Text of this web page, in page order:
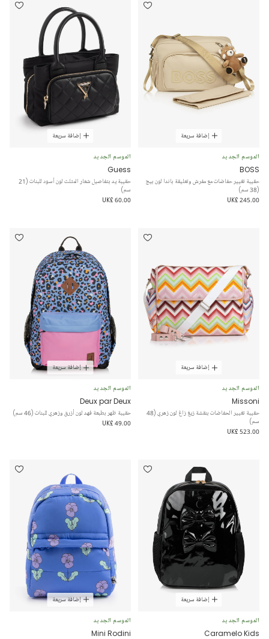
إضافة سريعة
الموسم الجديد
BOSS
حقيبة تغيير حفاضات مع مفرش وتعليقة باندا لون بيج
(38 سم)
UK£ 245.00
إضافة سريعة
الموسم الجديد
Guess
حقيبة يد بتفاصيل شعار المثلث لون أسود للبنات (21
سم)
UK£ 60.00
إضافة سريعة
الموسم الجديد
Missoni
حقيبة تغيير الحفاضات بنقشة زيغ زاغ لون زهري (48
سم)
UK£ 523.00
إضافة سريعة
الموسم الجديد
Deux par Deux
حقيبة ظهر بطبعة فهد لون أزرق وزهري للبنات (46 سم)
UK£ 49.00
إضافة سريعة
الموسم الجديد
Caramelo Kids
إضافة سريعة
الموسم الجديد
Mini Rodini